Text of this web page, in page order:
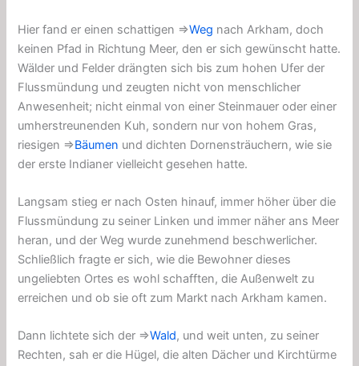
Hier fand er einen schattigen ⇒Weg nach Arkham, doch
keinen Pfad in Richtung Meer, den er sich gewünscht hatte.
Wälder und Felder drängten sich bis zum hohen Ufer der
Flussmündung und zeugten nicht von menschlicher
Anwesenheit; nicht einmal von einer Steinmauer oder einer
umherstreunenden Kuh, sondern nur von hohem Gras,
riesigen ⇒Bäumen und dichten Dornensträuchern, wie sie
der erste Indianer vielleicht gesehen hatte.
Langsam stieg er nach Osten hinauf, immer höher über die
Flussmündung zu seiner Linken und immer näher ans Meer
heran, und der Weg wurde zunehmend beschwerlicher.
Schließlich fragte er sich, wie die Bewohner dieses
ungeliebten Ortes es wohl schafften, die Außenwelt zu
erreichen und ob sie oft zum Markt nach Arkham kamen.
Dann lichtete sich der ⇒Wald, und weit unten, zu seiner
Rechten, sah er die Hügel, die alten Dächer und Kirchtürme